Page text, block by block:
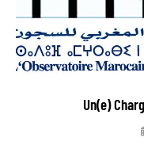
Un(e)